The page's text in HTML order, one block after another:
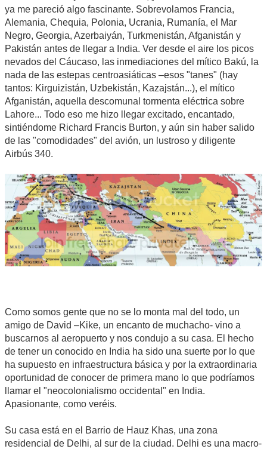
ya me pareció algo fascinante. Sobrevolamos Francia,
Alemania, Chequia, Polonia, Ucrania, Rumanía, el Mar
Negro, Georgia, Azerbaiyán, Turkmenistán, Afganistán y
Pakistán antes de llegar a India. Ver desde el aire los picos
nevados del Cáucaso, las inmediaciones del mítico Bakú, la
nada de las estepas centroasiáticas –esos "tanes" (hay
tantos: Kirguizistán, Uzbekistán, Kazajstán...), el mítico
Afganistán, aquella descomunal tormenta eléctrica sobre
Lahore... Todo eso me hizo llegar excitado, encantado,
sintiéndome Richard Francis Burton, y aún sin haber salido
de las "comodidades" del avión, un lustroso y diligente
Airbús 340.
Como somos gente que no se lo monta mal del todo, un
amigo de David –Kike, un encanto de muchacho- vino a
buscarnos al aeropuerto y nos condujo a su casa. El hecho
de tener un conocido en India ha sido una suerte por lo que
ha supuesto en infraestructura básica y por la extraordinaria
oportunidad de conocer de primera mano lo que podríamos
llamar el "neocolonialismo occidental" en India.
Apasionante, como veréis.
Su casa está en el Barrio de Hauz Khas, una zona
residencial de Delhi, al sur de la ciudad. Delhi es una macro-